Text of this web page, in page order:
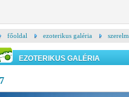
főoldal ezoterikus galéria
EZOTERIKUS GALÉRIA